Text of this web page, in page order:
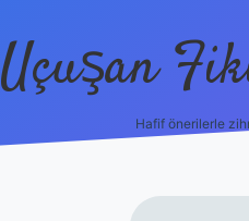
Uçuşan
Hafif önerilerle